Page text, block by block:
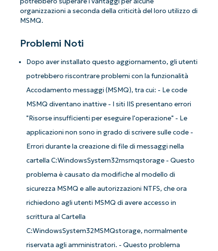
organizzazioni a seconda della criticità del loro utilizzo di
MSMQ.
Problemi Noti
Dopo aver installato questo aggiornamento, gli utenti
potrebbero riscontrare problemi con la funzionalità
Accodamento messaggi (MSMQ), tra cui: - Le code
MSMQ diventano inattive - I siti IIS presentano errori
"Risorse insufficienti per eseguire l'operazione" - Le
applicazioni non sono in grado di scrivere sulle code -
Errori durante la creazione di file di messaggi nella
cartella C:WindowsSystem32msmqstorage - Questo
problema è causato da modifiche al modello di
sicurezza MSMQ e alle autorizzazioni NTFS, che ora
richiedono agli utenti MSMQ di avere accesso in
scrittura al Cartella
C:WindowsSystem32MSMQstorage, normalmente
riservata agli amministratori. - Questo problema